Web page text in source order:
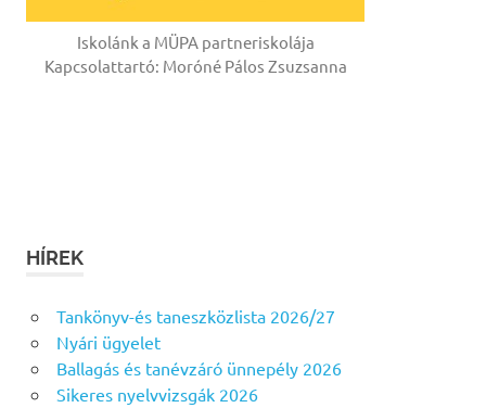
Iskolánk a MÜPA partneriskolája
Kapcsolattartó: Moróné Pálos Zsuzsanna
HÍREK
Tankönyv-és taneszközlista 2026/27
Nyári ügyelet
Ballagás és tanévzáró ünnepély 2026
Sikeres nyelvvizsgák 2026